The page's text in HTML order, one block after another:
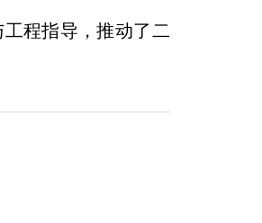
程指导，推动了二